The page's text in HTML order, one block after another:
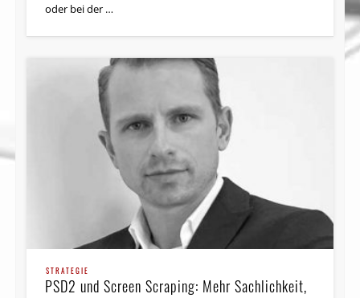
oder bei der …
STRATEGIE
PSD2 und Screen Scraping: Mehr Sachlichkeit,